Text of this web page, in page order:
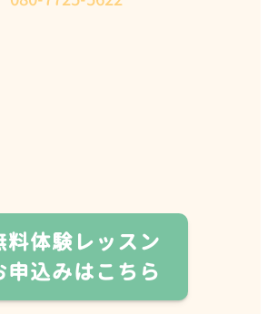
料体験レッスン
申込みはこちら